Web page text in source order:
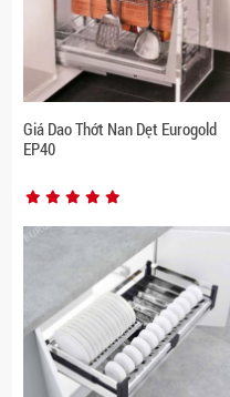
Giá Dao Thớt Nan Dẹt Eurogold
EP40